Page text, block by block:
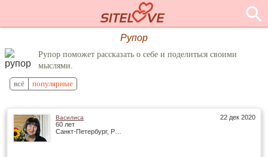
Рупор
Рупор поможет рассказать о себе и поделиться своими
мыслями.
всё популярные
22 дек 2020
Василиса
60 лет
Санкт-Петербург, Россия